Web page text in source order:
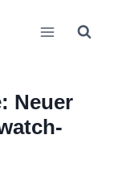
Neuer